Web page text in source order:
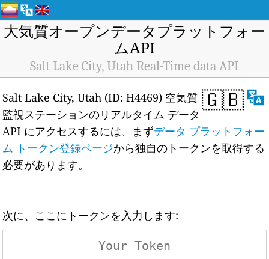
大気質オープンデータプラットフォー
ムAPI
Salt Lake City, Utah Real-Time data API
🇬🇧
Salt Lake City, Utah (ID: H4469) 空気質
監視ステーションのリアルタイム データ
API にアクセスするには、まずデータ プラットフォー
ム トークン登録ページから独自のトークンを取得する
必要があります。
次に、ここにトークンを入力します: